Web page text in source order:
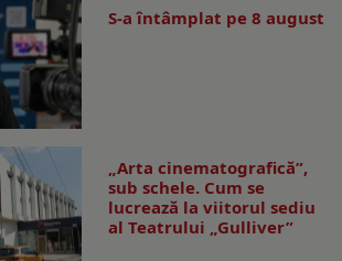
S-a întâmplat pe 8 august
„Arta cinematografică”,
sub schele. Cum se
lucrează la viitorul sediu
al Teatrului „Gulliver”